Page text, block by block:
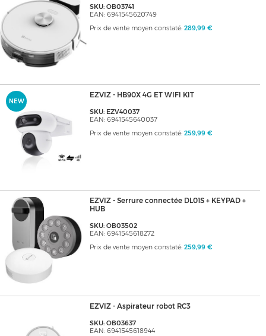
SKU: OB03741
EAN: 6941545620749
Prix de vente moyen constaté: 289,99 €
NEW
EZVIZ - HB90X 4G ET WIFI KIT
SKU: EZV40037
EAN: 6941545640037
Prix de vente moyen constaté: 259,99 €
EZVIZ - Serrure connectée DL01S + KEYPAD +
HUB
SKU: OB03502
EAN: 6941545618272
Prix de vente moyen constaté: 259,99 €
EZVIZ - Aspirateur robot RC3
SKU: OB03637
EAN: 6941545618944